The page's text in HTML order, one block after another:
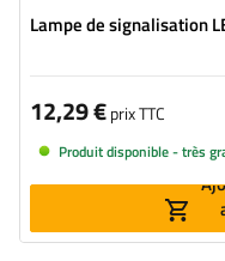
Lampe de signalisation
12,29 €prix TTC
Produit disponible - très